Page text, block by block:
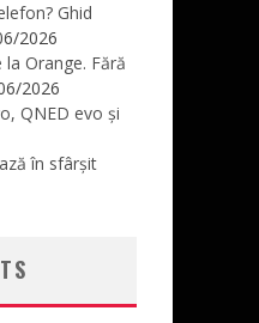
Ghid
2026
Orange. Fără
2026
QNED evo și
în sfârșit